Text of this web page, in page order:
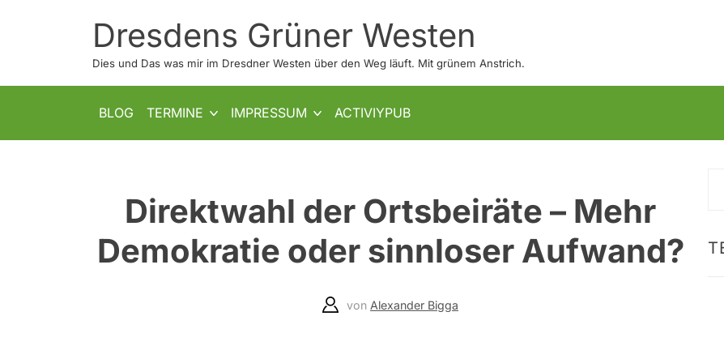
Dresdens Grüner Westen
Dies und Das was mir im Dresdner Westen über den Weg läuft. Mit grünem Anstrich.
BLOG TERMINE SHOW SUB MENU
IMPRESSUM SHOW SUB MENU
ACTIVIYPUB
Direktwahl der Ortsbeiräte – Mehr
Demokratie oder sinnloser Aufwand?
von Alexander Bigga